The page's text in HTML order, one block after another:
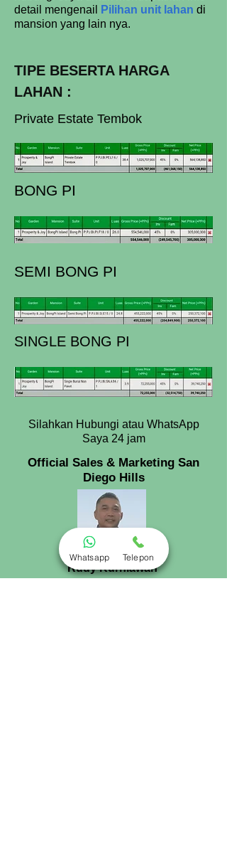
detail mengenail
Pilihan unit lahan di
mansion yang lain nya.
TIPE BESERTA HARGA
LAHAN :
Private Estate Tembok
BONG PI
SEMI BONG PI
SINGLE BONG PI
Silahkan Hubungi atau WhatsApp
Saya 24 jam
Official Sales & Marketing San
Diego Hills
Rudy Kurniawan
Whatsapp Telepon